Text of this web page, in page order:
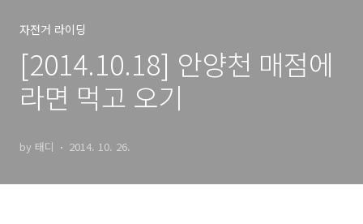
자전거 라이딩
[2014.10.18] 안양천 매점에
라면 먹고 오기
by 태디 2014. 10. 26.